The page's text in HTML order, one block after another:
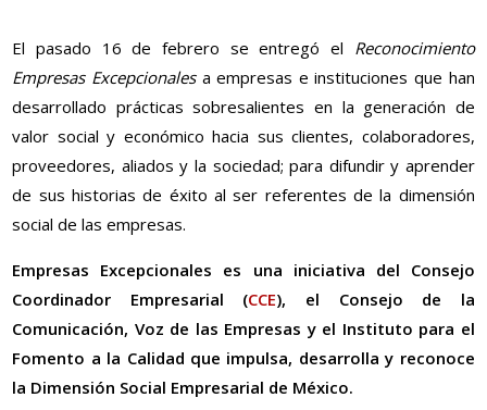
El pasado 16 de febrero se entregó el Reconocimiento
Empresas Excepcionalesa empresas e instituciones que han
desarrollado prácticas sobresalientes en la generación de
valor social y económico hacia sus clientes, colaboradores,
proveedores, aliados y la sociedad; para difundir y aprender
de sus historias de éxito al ser referentes de la dimensión
social de las empresas.
Empresas Excepcionales es una iniciativa del Consejo
Coordinador Empresarial (CCE), el Consejo de la
Comunicación, Voz de las Empresas y el Instituto para el
Fomento a la Calidad que impulsa, desarrolla y reconoce
la Dimensión Social Empresarial de México.